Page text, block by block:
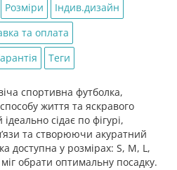
Розміри
Індив.дизайн
та оплата
Теги
спортивна футболка,
життя та яскравого
сідає по фігурі,
та створюючи акуратний
доступна у розмірах: S, M, L,
обрати оптимальну посадку.